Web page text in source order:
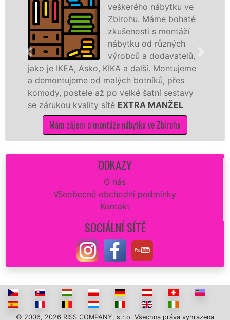
veškerého nábytku ve
Zbirohu. Máme bohaté
zkušenosti s montáží
nábytku od různých
výrobců a dodavatelů,
je IKEA, Asko, KIKA a další. Montujeme
od malých botníků, přes
postele až po velké šatní sestavy
kvality sítěEXTRA MANŽEL
Mám zájem o montáže nábytku ve Zbirohu
ODKAZY
O nás
Všeobecné obchodní podmínky
Kontakt
SOCIÁLNÍ SÍTĚ
© 2006, 2026 RISS COMPANY, s.r.o. Všechna práva vyhrazena